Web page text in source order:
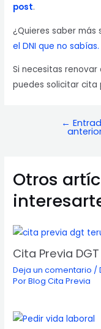
post.
¿Quieres saber más
el DNI que no sabías.
Si necesitas
puedes solicitar
Navegación
←
Otros
Cita Previa
Deja un comentario /
PorBlog Cita Previa